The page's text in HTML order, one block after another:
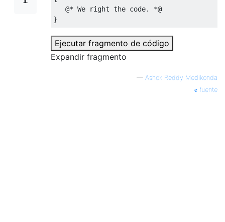
   @* We right the code. *@
}
Ejecutar fragmento de código
Expandir fragmento
— Ashok Reddy Medikonda
fuente